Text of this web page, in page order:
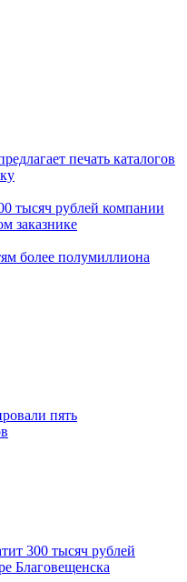
печать каталогов
тысяч рублей компании
заказнике
более полумиллиона
пять
300 тысяч рублей
Благовещенска